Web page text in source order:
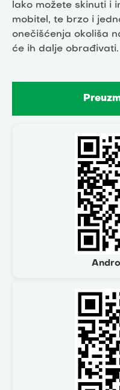
lako možete skinuti i
mobitel, te brzo i
onečišćenja okoliša
će ih dalje obrađivati.